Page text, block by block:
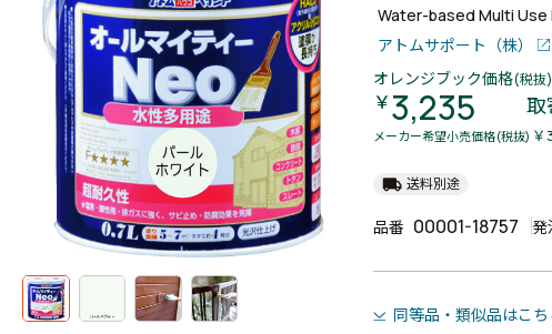
Water-based Multi Use
アトムサポート（株）
オレンジブック価格(税抜)
￥3,235 取
メーカー希望小売価格(税抜)
local_shipping 送料別途
品番 00001-18757 発
同等品・類似品はこち